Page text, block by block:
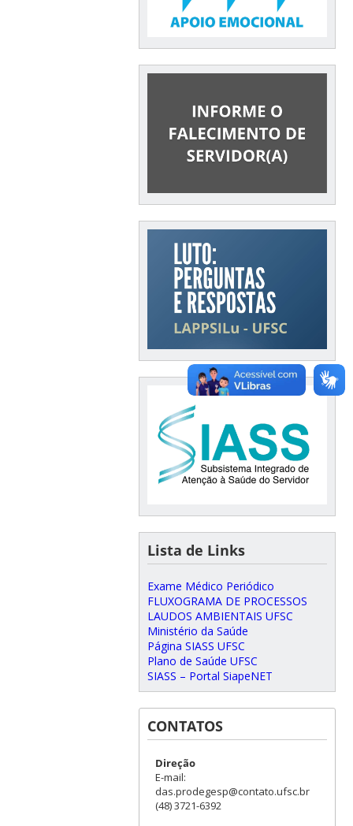
Lista de Links
Exame Médico Periódico
FLUXOGRAMA DE PROCESSOS
LAUDOS AMBIENTAIS UFSC
Ministério da Saúde
Página SIASS UFSC
Plano de Saúde UFSC
SIASS – Portal SiapeNET
CONTATOS
Direção
E-mail:
das.prodegesp@contato.ufsc.br
(48) 3721-6392